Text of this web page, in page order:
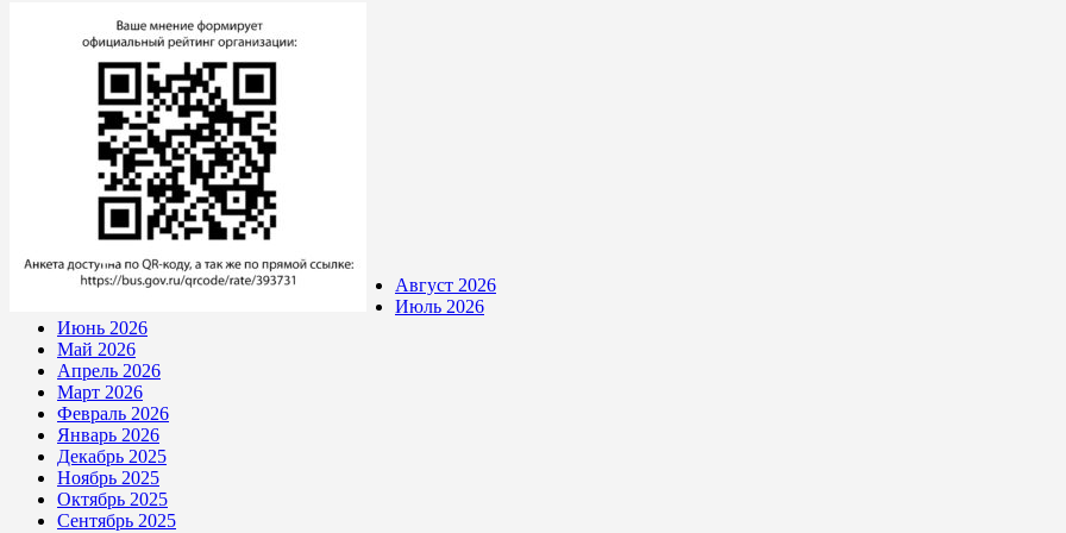
Август 2026
Июль 2026
Июнь 2026
Май 2026
Апрель 2026
Март 2026
Февраль 2026
Январь 2026
Декабрь 2025
Ноябрь 2025
Октябрь 2025
Сентябрь 2025